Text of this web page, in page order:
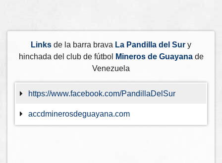
Links de la barra brava La Pandilla del Sur y
hinchada del club de fútbol
Mineros de Guayanade
Venezuela
https://www.facebook.com/PandillaDelSur
accdminerosdeguayana.com